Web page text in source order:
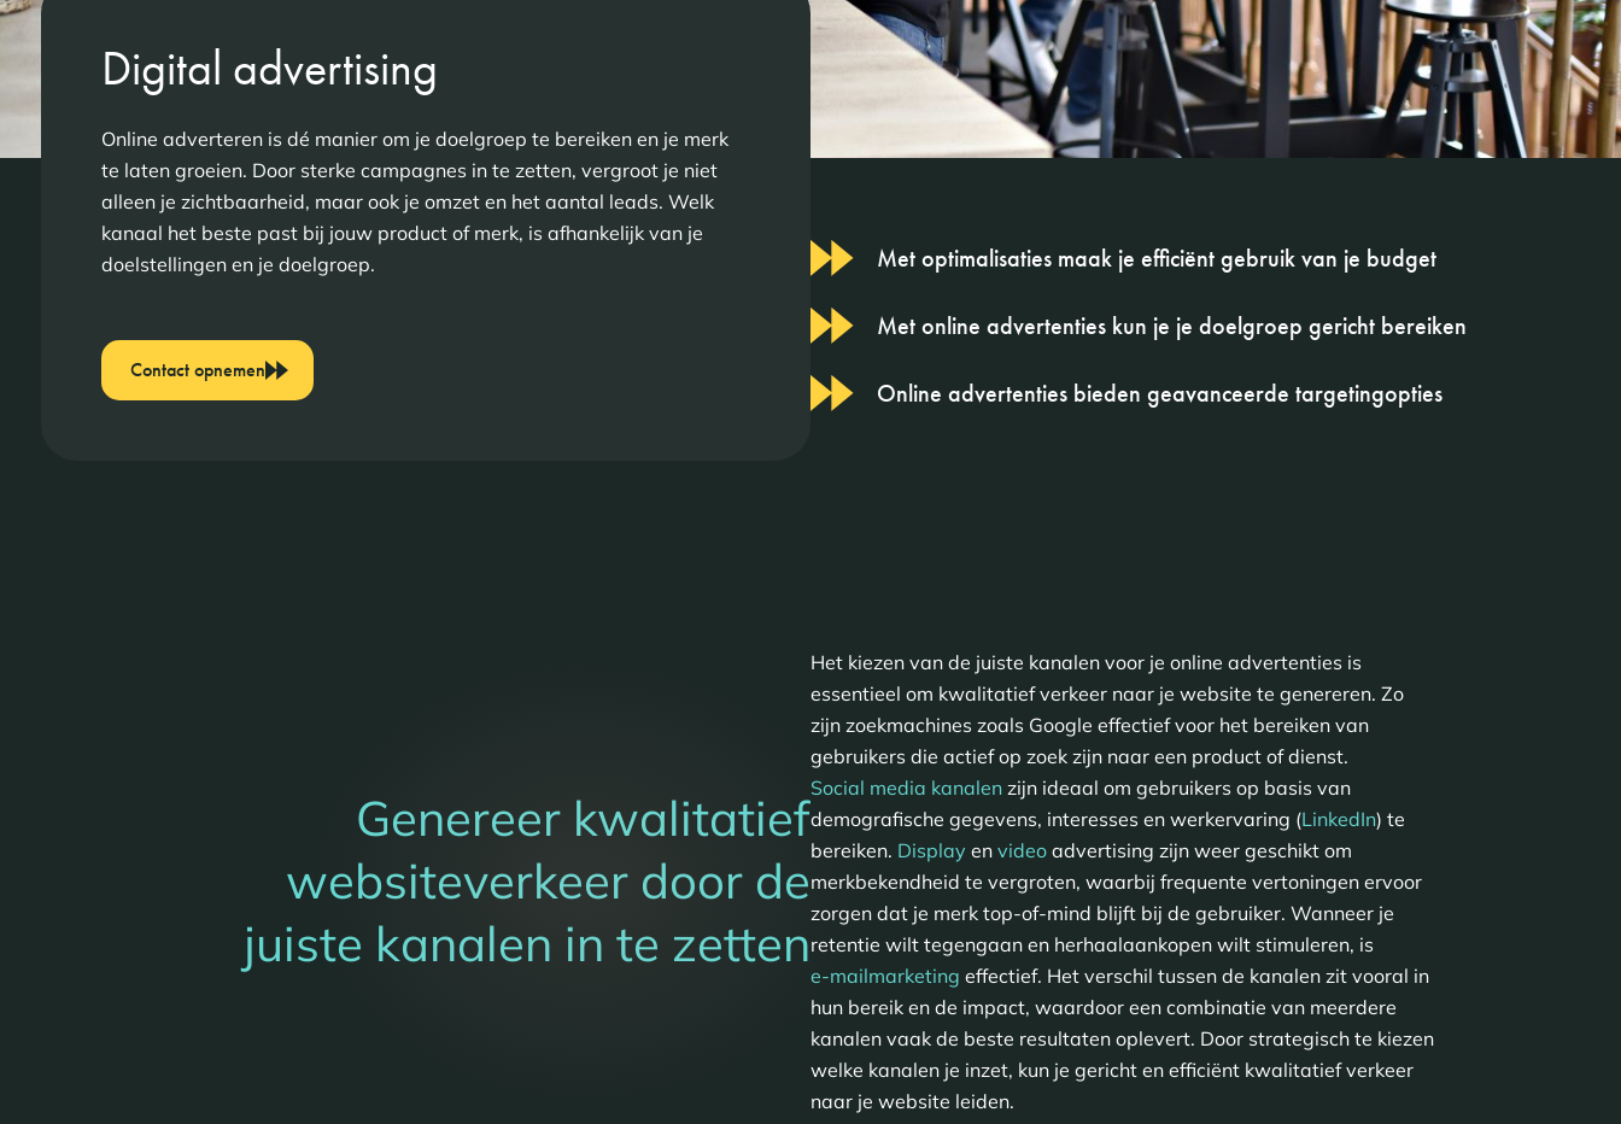
Digital advertising
Online adverteren is dé manier om je doelgroep te bereiken en je merk
te laten groeien. Door sterke campagnes in te zetten, vergroot je niet
alleen je zichtbaarheid, maar ook je omzet en het aantal leads. Welk
kanaal het beste past bij jouw product of merk, is afhankelijk van je
doelstellingen en je doelgroep.
Contact opnemen
Met optimalisaties maak je efficiënt gebruik van je budget
Met online advertenties kun je je doelgroep gericht bereiken
Online advertenties bieden geavanceerde targetingopties
Genereer kwalitatief
websiteverkeer door de
juiste kanalen in te zetten
Het kiezen van de juiste kanalen voor je online advertenties is
essentieel om kwalitatief verkeer naar je website te genereren. Zo
zijn zoekmachines zoals Google effectief voor het bereiken van
gebruikers die actief op zoek zijn naar een product of dienst.
Social media kanalenzijn ideaal om gebruikers op basis van
demografische gegevens, interesses en werkervaring (LinkedIn) te
bereiken. Display en videoadvertising zijn weer geschikt om
merkbekendheid te vergroten, waarbij frequente vertoningen ervoor
zorgen dat je merk top-of-mind blijft bij de gebruiker. Wanneer je
retentie wilt tegengaan en herhaalaankopen wilt stimuleren, is
e-mailmarketing effectief. Het verschil tussen de kanalen zit vooral in
hun bereik en de impact, waardoor een combinatie van meerdere
kanalen vaak de beste resultaten oplevert. Door strategisch te kiezen
welke kanalen je inzet, kun je gericht en efficiënt kwalitatief verkeer
naar je website leiden.